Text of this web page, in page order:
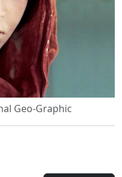
Geo-Graphic